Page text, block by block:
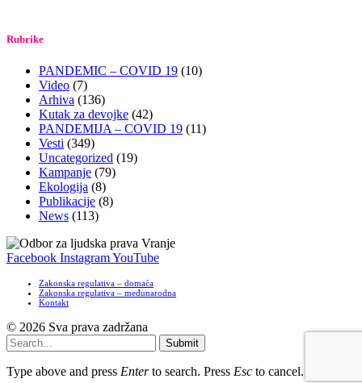
Rubrike
PANDEMIC – COVID 19 (10)
Video (7)
Arhiva (136)
Kutak za devojke (42)
PANDEMIJA – COVID 19 (11)
Vesti (349)
Uncategorized (19)
Kampanje (79)
Ekologija (8)
Publikacije (8)
News (113)
Facebook InstagramYouTube
Zakonska regulativa – domaća
Zakonska regulativa – međunarodna
Kontakt
© 2026 Sva prava zadržana
Submit
Type above and press Enterto search. Press Esc to cancel.